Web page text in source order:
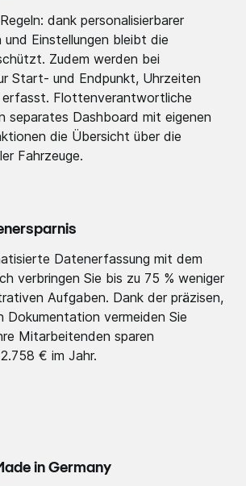
dank personalisierbarer
Einstellungen bleibt die
Zudem werden bei
Start- und Endpunkt, Uhrzeiten
erfasst. Flottenverantwortliche
separates Dashboard mit eigenen
die Übersicht über die
Fahrzeuge.
Datenerfassung mit dem
verbringen Sie bis zu 75 % weniger
Aufgaben. Dank der präzisen,
Dokumentation vermeiden Sie
Mitarbeitenden sparen
€ im Jahr.
in Germany